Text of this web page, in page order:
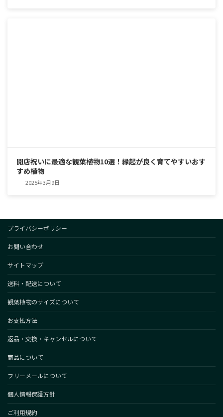
開店祝いに最適な観葉植物10選！縁起が良く育てやすいおす
すめ植物
2025年3月9日
プライバシーポリシー
お問い合わせ
サイトマップ
送料・配送について
観葉植物のサイズについて
お支払方法
返品・交換・キャンセルについて
商品について
フリーメールについて
個人情報保護方針
ご利用規約